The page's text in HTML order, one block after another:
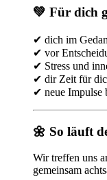
💚 Für dich
✔ dich im
✔ vor
✔ Stress und
✔ dir Zeit für
✔ neue Impulse
🌼 So läuft
Wir treffen uns
gemeinsam